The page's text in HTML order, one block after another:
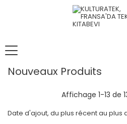
Nouveaux Produits
Date d'ajout, du plus récent au plus
Affichage 1-13 de